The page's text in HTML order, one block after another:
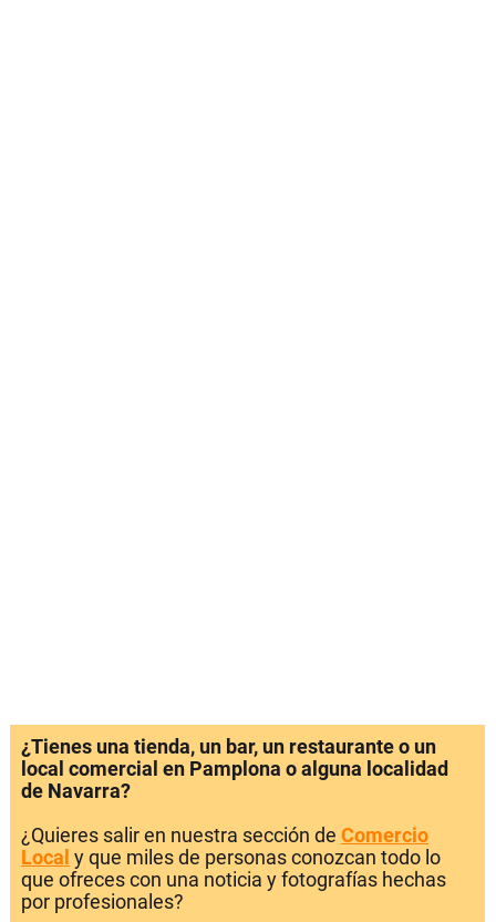
¿Tienes una tienda, un bar, un restaurante o un
local comercial en Pamplona o alguna localidad
de Navarra?
¿Quieres salir en nuestra sección de Comercio
Local y que miles de personas conozcan todo lo
que ofreces con una noticia y fotografías hechas
por profesionales?